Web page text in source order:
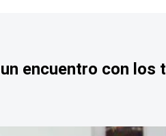
encuentro con